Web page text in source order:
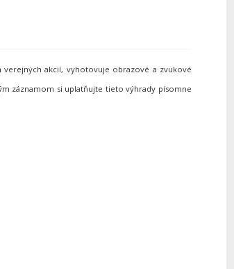
akcií, vyhotovuje obrazové a zvukové
záznamom si uplatňujte tieto výhrady písomne